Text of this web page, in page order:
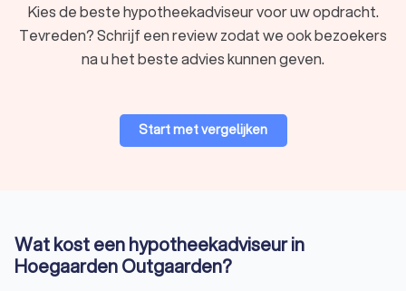
Kies de beste hypotheekadviseur voor uw opdracht.
Tevreden? Schrijf een review zodat we ook bezoekers
na u het beste advies kunnen geven.
Start met vergelijken
Wat kost een hypotheekadviseur in
Hoegaarden Outgaarden?